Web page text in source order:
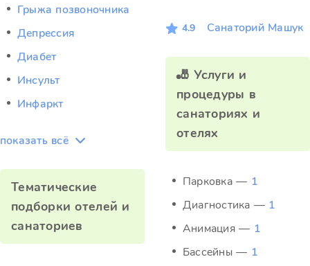
Грыжа позвоночника
Депрессия
Диабет
Инсульт
Инфаркт
показать всё
Тематические
подборки отелей и
санаториев
4.9 Санаторий Машук
🎳 Услуги и
процедуры в
санаториях и
отелях
Парковка — 1
Диагностика — 1
Анимация — 1
Бассейны — 1